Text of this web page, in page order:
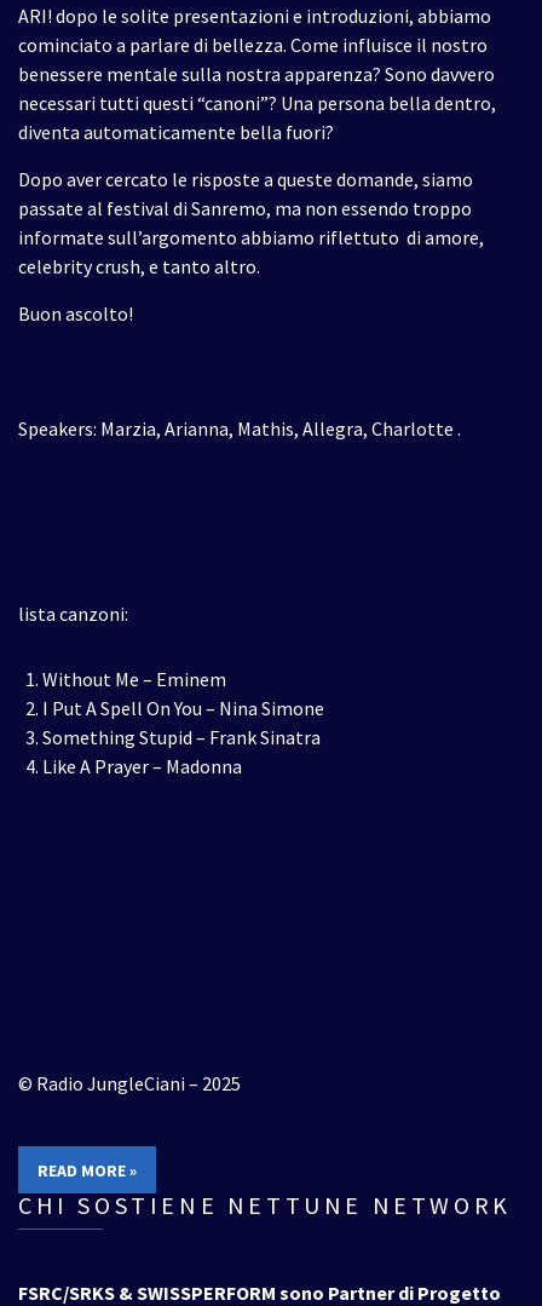
ARI! dopo le solite presentazioni e introduzioni, abbiamo
cominciato a parlare di bellezza. Come influisce il nostro
benessere mentale sulla nostra apparenza? Sono davvero
necessari tutti questi “canoni”? Una persona bella dentro,
diventa automaticamente bella fuori?
Dopo aver cercato le risposte a queste domande, siamo
passate al festival di Sanremo, ma non essendo troppo
informate sull’argomento abbiamo riflettuto di amore,
celebrity crush, e tanto altro.
Buon ascolto!
Speakers: Marzia, Arianna, Mathis, Allegra, Charlotte .
lista canzoni:
Without Me – Eminem
I Put A Spell On You – Nina Simone
Something Stupid – Frank Sinatra
Like A Prayer – Madonna
© Radio JungleCiani – 2025
READ MORE »
CHI SOSTIENE NETTUNE NETWORK
FSRC/SRKS & SWISSPERFORM sono Partner di Progetto